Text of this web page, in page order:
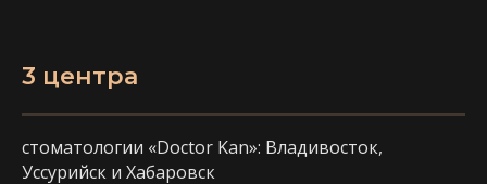
3 центра
стоматологии «Doctor Kan»: Владивосток,
Уссурийск и Хабаровск